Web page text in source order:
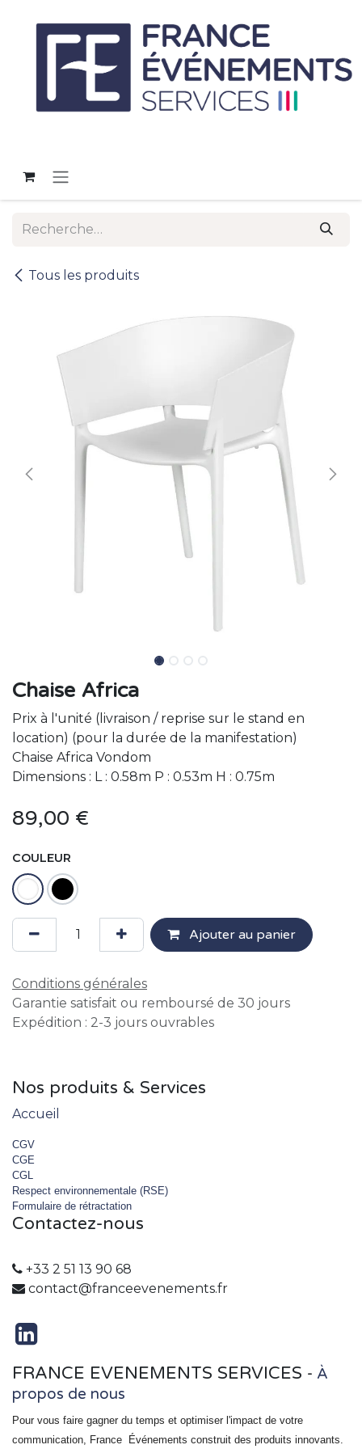
Tous les produits
Chaise Africa
Prix à l'unité (livraison / reprise sur le stand en
location) (pour la durée de la manifestation)
Chaise Africa Vondom
Dimensions : L : 0.58m P : 0.53m H : 0.75m
89,00 €
COULEUR
Ajouter au panier
Conditions générales
Garantie satisfait ou remboursé de 30 jours
Expédition : 2-3 jours ouvrables
Nos produits & Services
Accueil
CGV
CGE
CGL
Respect environnementale (RSE)
Formulaire de rétractation
Contactez-nous
+33 2 51 13 90 68
contact@franceevenements.fr
FRANCE EVENEMENTS SERVICES - À
propos de nous
Pour vous faire gagner du temps et optimiser l'impact de votre
communication, France
Événements construit des produits innovants.